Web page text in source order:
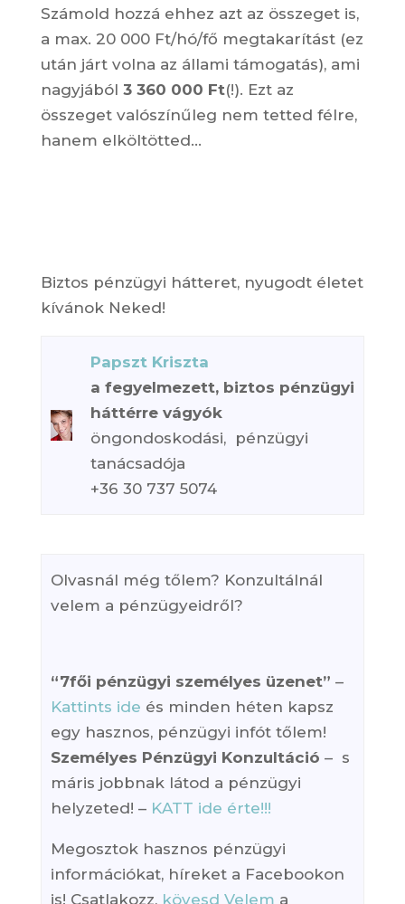
Számold hozzá ehhez azt az összeget is,
a max. 20 000 Ft/hó/fő megtakarítást (ez
után járt volna az állami támogatás), ami
nagyjából 3 360 000 Ft(!). Ezt az
összeget valószínűleg nem tetted félre,
hanem elköltötted…
Biztos pénzügyi hátteret, nyugodt életet
kívánok Neked!
Papszt Kriszta
a fegyelmezett, biztos pénzügyi
háttérre vágyók
öngondoskodási, pénzügyi
tanácsadója
+36 30 737 5074
Olvasnál még tőlem? Konzultálnál
velem a pénzügyeidről?
“7fői pénzügyi személyes üzenet” –
Kattints ide és minden héten kapsz
egy hasznos, pénzügyi infót tőlem!
Személyes Pénzügyi Konzultáció – s
máris jobbnak látod a pénzügyi
helyzeted! – KATT ide érte!!!
Megosztok hasznos pénzügyi
információkat, híreket a Facebookon
is! Csatlakozz, kövesd Velem a